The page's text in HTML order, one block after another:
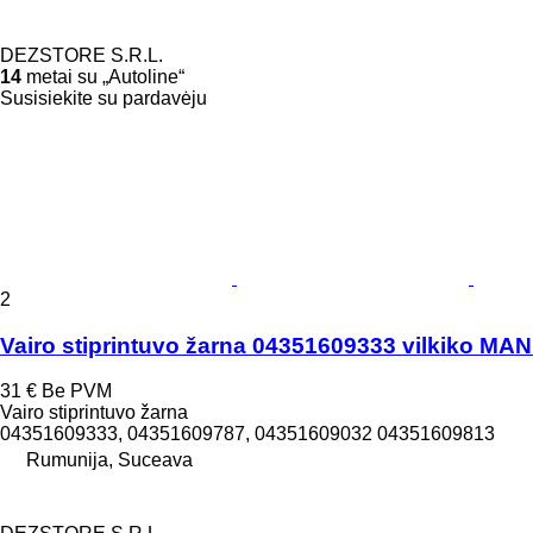
DEZSTORE S.R.L.
14 metai su „Autoline“
Susisiekite su pardavėju
2
Vairo stiprintuvo žarna 04351609333 vilkiko
31 € Be PVM
Vairo stiprintuvo žarna
04351609333, 04351609787, 04351609032 04351609813
Rumunija, Suceava